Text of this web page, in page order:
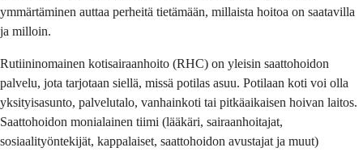
ymmärtäminen auttaa perheitä tietämään, millaista hoitoa on saatavilla
ja milloin.
Rutiininomainen kotisairaanhoito (RHC) on yleisin saattohoidon
palvelu, jota tarjotaan siellä, missä potilas asuu. Potilaan koti voi olla
yksityisasunto, palvelutalo, vanhainkoti tai pitkäaikaisen hoivan laitos.
Saattohoidon monialainen tiimi (lääkäri, sairaanhoitajat,
sosiaalityöntekijät, kappalaiset, saattohoidon avustajat ja muut)